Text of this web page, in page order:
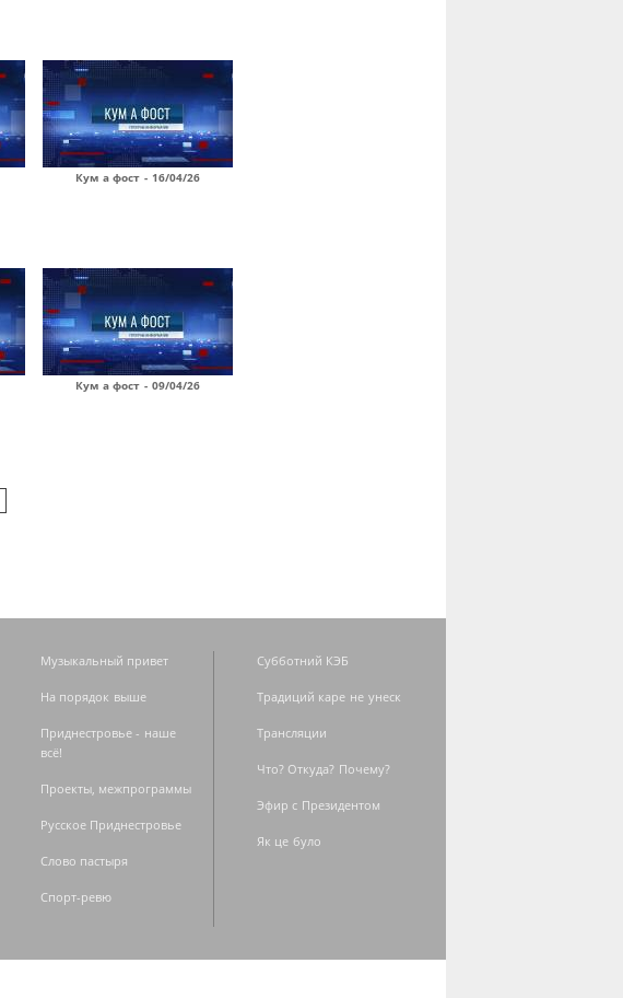
Кум а фост - 16/04/26
Кум а фост - 09/04/26
Музыкальный привет
На порядок выше
Приднестровье - наше
всё!
Проекты, межпрограммы
Русское Приднестровье
Слово пастыря
Спорт-ревю
Субботний КЭБ
Традиций каре не унеск
Трансляции
Что? Откуда? Почему?
Эфир с Президентом
Як це було